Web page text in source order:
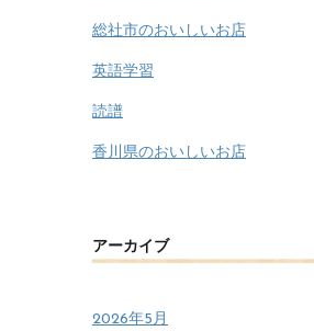
総社市のおいしいお店
英語学習
読譜
香川県のおいしいお店
アーカイブ
2026年5月